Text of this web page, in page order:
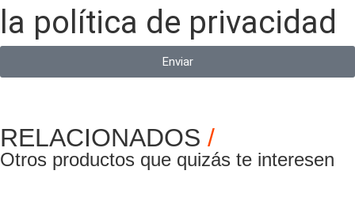
la política de privacidad
Enviar
RELACIONADOS /
Otros productos que quizás te interesen